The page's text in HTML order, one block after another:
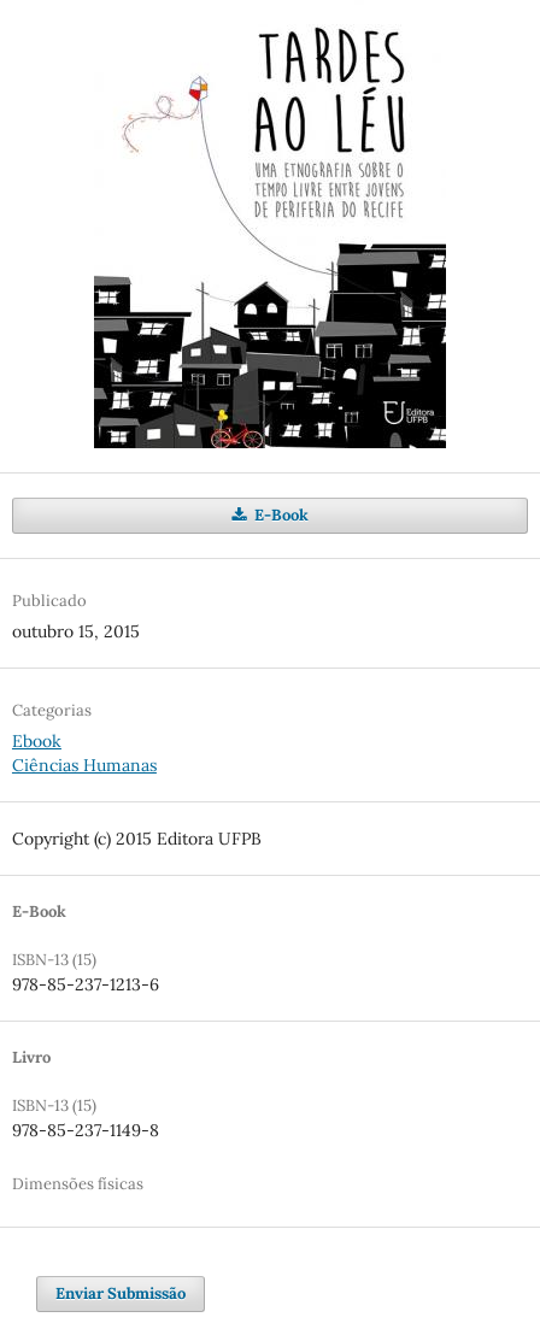
E-Book
Publicado
outubro 15, 2015
Categorias
Ebook
Ciências Humanas
Copyright (c) 2015 Editora UFPB
E-Book
ISBN-13 (15)
978-85-237-1213-6
Livro
ISBN-13 (15)
978-85-237-1149-8
Dimensões físicas
Enviar Submissão